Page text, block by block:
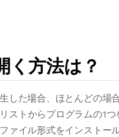
く方法は？
した場合、ほとんどの場
ストからプログラムの1
ァイル形式をインストー